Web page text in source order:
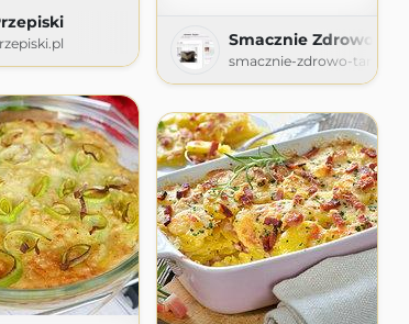
Smacznie Zdrowo
smacznie-zdrowo-